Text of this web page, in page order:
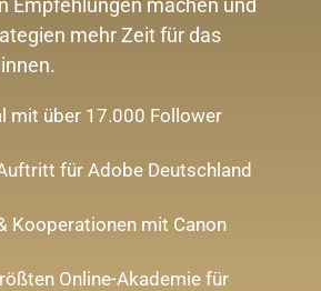
Empfehlungen machen und
mehr Zeit für das
mit über 17.000 Follower
für Adobe Deutschland
Kooperationen mit Canon
Online-Akademie für